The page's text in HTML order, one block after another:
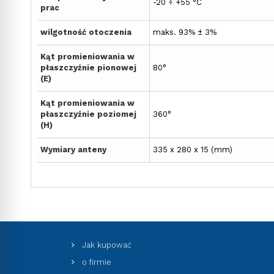
prac
-20 ÷ +55 °C
wilgotność otoczenia maks. 93% ± 3%
Kąt promieniowania w
płaszczyźnie pionowej
(E)
80°
Kąt promieniowania w
płaszczyźnie poziomej
(H)
360°
Wymiary anteny 335 x 280 x 15 (mm)
Jak kupować
o firmie